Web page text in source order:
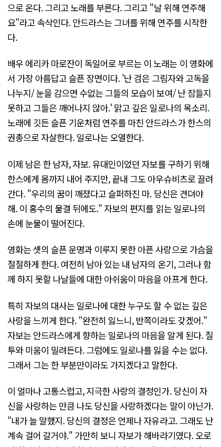
으로 온다. 그리고 노래를 부른다. 그리고 "날 위해 연주해
요"라고 속삭인다. 안드라스는 그녀를 위해 연주를 시작한
다.
배우 에리카 마로잔이 독일어로 부르는 이 노래는 이 영화에
서 가장 아름답고 슬픈 장면이다. '난 검은 그림자와 고독을
나누지/ 눈을 감으면 수없는 그들의 모습이 보여/ 난 잠들지
못하고 그들은 깨어나지 않아.' 맑고 깊은 일로나의 목소리.
노래에 깃든 슬픈 기운처럼 연주를 마친 안드라스가 한스의
권총으로 자살한다. 일로나는 오열한다.
이제 남은 한 남자, 자보. 유대인이었던 자보를 구하기 위해
한스에게 몸까지 내어 주지만, 끝내 그도 아우슈비츠로 끌려
간다. "우리의 꿈이 깨졌다고 슬퍼하진 마. 당신은 견뎌야
해. 이 홍수의 물결 뒤에도." 자보의 편지를 읽는 일로나의
손에 눈물이 떨어진다.
영화는 셋의 슬픈 운명과 이루지 못한 아픈 사랑으로 가슴을
절절하게 한다. 여전히 남아 있는 내 남자의 온기, 그러나 함
께 하지 못할 나날들에 대한 아쉬움이 마음을 아프게 한다.
특히 자보의 대사는 일로나에 대한 누구도 할 수 없는 깊은
사랑을 느끼게 한다. "완전히 잃느니, 반쪽이라도 갖겠어."
자보는 안드라스에게 향하는 일로나의 마음을 알게 된다. 질
투와 미움이 밀려든다. 그럼에도 일로나를 잃을 수는 없다.
그래서 그는 한 부분만이라도 가지겠다고 말한다.
이 얼마나 고통스럽고, 지극한 사랑의 결정인가. 당신이 자
신을 사랑하는 만큼 나도 당신을 사랑하겠다는 말이 아닌가.
"내가 늘 말했지. 당신의 결정은 언제나 자유라고. 그래도 난
계속 걸어 갈거야." 가만히 보니 자보가 해바라기였다. 오로